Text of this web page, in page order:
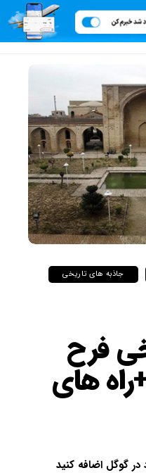
جاذبه های تاریخی
فرح
های
گوگل اضافه کنید